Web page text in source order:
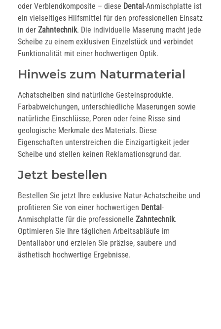
oder Verblendkomposite – diese Dental -Anmischplatte ist
ein vielseitiges Hilfsmittel für den professionellen Einsatz
in der Zahntechnik. Die individuelle Maserung macht jede
Scheibe zu einem exklusiven Einzelstück und verbindet
Funktionalität mit einer hochwertigen Optik.
Hinweis zum Naturmaterial
Achatscheiben sind natürliche Gesteinsprodukte.
Farbabweichungen, unterschiedliche Maserungen sowie
natürliche Einschlüsse, Poren oder feine Risse sind
geologische Merkmale des Materials. Diese
Eigenschaften unterstreichen die Einzigartigkeit jeder
Scheibe und stellen keinen Reklamationsgrund dar.
Jetzt bestellen
Bestellen Sie jetzt Ihre exklusive Natur-Achatscheibe und
profitieren Sie von einer hochwertigen Dental -
Anmischplatte für die professionelle Zahntechnik.
Optimieren Sie Ihre täglichen Arbeitsabläufe im
Dentallabor und erzielen Sie präzise, saubere und
ästhetisch hochwertige Ergebnisse.